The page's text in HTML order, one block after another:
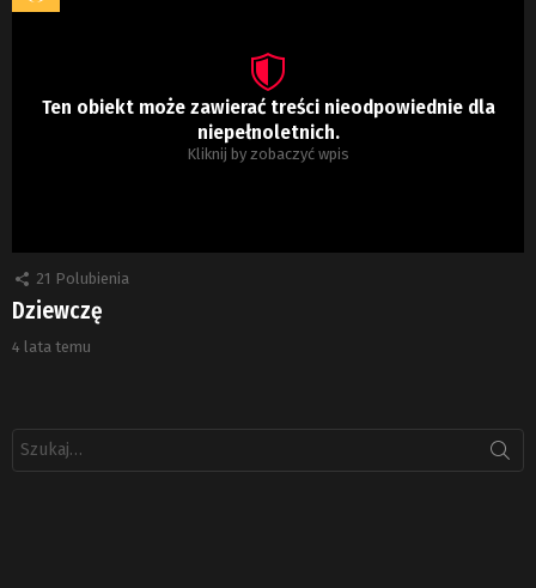
Ten obiekt może zawierać treści nieodpowiednie dla
niepełnoletnich.
Kliknij by zobaczyć wpis
21 Polubienia
Dziewczę
4 lata temu